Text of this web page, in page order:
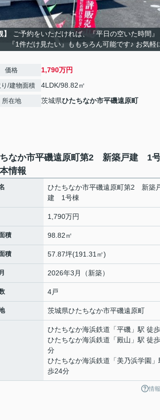
】
ご予約をいただければ、『平日の空いた時間』
『1件だけ見たい』ももちろん可能です♪ お気軽
価格 1,790万円
り/建物面積 4LDK/98.82㎡
所在地 茨城県ひたちなか市平磯遠原町
なか市平磯遠原町第2 新築戸建 1
情報
ひたちなか市平磯遠原町第2 新築
建 1号棟
1,790万円
積 98.82㎡
積 57.87坪(191.31㎡)
2026年3月（新築）
4戸
茨城県ひたちなか市平磯遠原町
ひたちなか海浜鉄道 「平磯 」駅 徒
ひたちなか海浜鉄道 「殿山 」駅 徒
分
ひたちなか海浜鉄道 「美乃浜学園
歩24分
情